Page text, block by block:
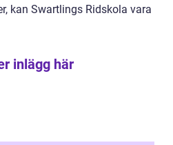
kan Swartlings Ridskola vara
inlägg här